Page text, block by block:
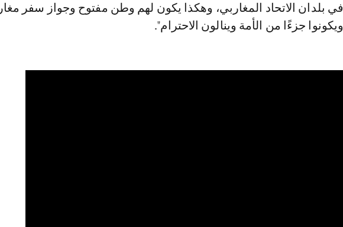
في بلدان الاتحاد المغاربي، وهكذا يكون لهم وطن مفتوح وجواز سفر
ويكونوا جزءًا من الأمة وينالون الاحترام".